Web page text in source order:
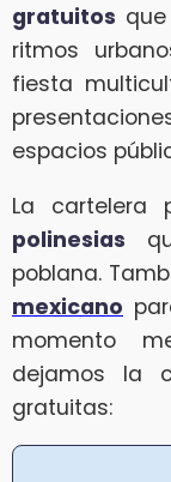
gratuitos
ritmos
fiesta
espacios
La cartelera
polinesias
poblana.
mexicano
momento
dejamos la
gratuitas: